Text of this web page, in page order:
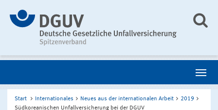
Start Internationales Neues aus der internationalen Arbeit
2019
Südkoreanischen Unfallversicherung bei der DGUV